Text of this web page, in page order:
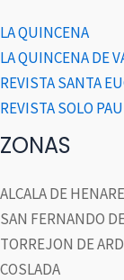
LA QUINCENA
LA QUINCENA DE
REVISTA SANTA
REVISTA SOLO PAU
ZONAS
ALCALA DE
SAN FERNANDO
TORREJON DE
COSLADA